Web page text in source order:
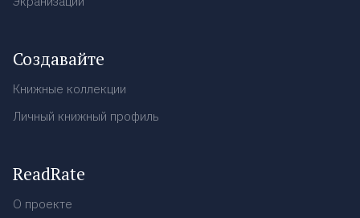
Создавайте
Книжные коллекции
Личный книжный профиль
ReadRate
О проекте